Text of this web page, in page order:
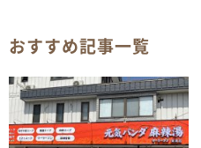
おすすめ記事一覧